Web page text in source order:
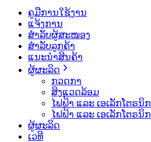
ຄູມືການໃຊ້ງານ
ແຈ້ງການ
ສຳລັບຜູ້ສະໜອງ
ສຳລັບລູກຄ້າ
ແນະນຳສິນຄ້າ
ຜູ້ຜະລິດ
ກວດກາ
ສິງແວດລ້ອມ
ໄຟຟ້າ ແລະ ເອເລັກໂຕຣນິກ
ໄຟຟ້າ ແລະ ເອເລັກໂຕຣນິກ
ຜູ້ຜະລິດ
ເວທີ